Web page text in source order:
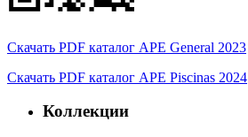
Скачать PDF каталог APE General 2023
Скачать PDF каталог APE Piscinas 2024
Коллекции